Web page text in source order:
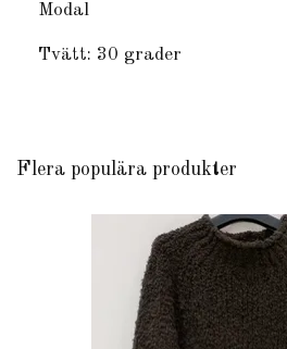
Modal
Tvätt: 30 grader
Flera populära produkter